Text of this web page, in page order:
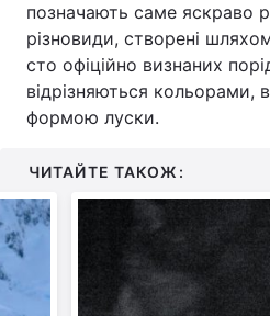
позначають саме яскраво
різновиди, створені
сто офіційно визнаних
відрізняються кольорами,
формою луски.
ЧИТАЙТЕ ТАКОЖ: